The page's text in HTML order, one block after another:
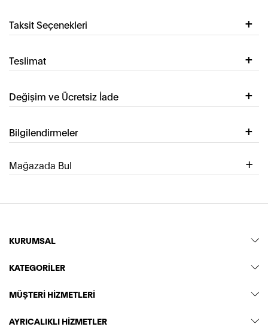
Taksit Seçenekleri
Teslimat
Değişim ve Ücretsiz İade
Bilgilendirmeler
Mağazada Bul
KURUMSAL
KATEGORİLER
MÜŞTERİ HİZMETLERİ
AYRICALIKLI HİZMETLER